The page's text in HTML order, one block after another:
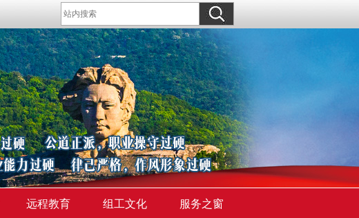
远程教育 组工文化 服务之窗